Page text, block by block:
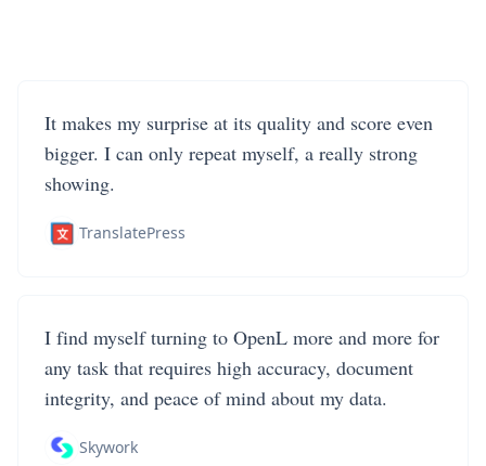
It makes my surprise at its quality and score even
bigger. I can only repeat myself, a really strong
showing.
TranslatePress
I find myself turning to OpenL more and more for
any task that requires high accuracy, document
integrity, and peace of mind about my data.
Skywork